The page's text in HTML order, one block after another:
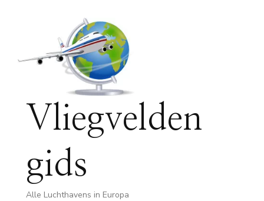
Vliegvelden
gids
Alle Luchthavens in Europa